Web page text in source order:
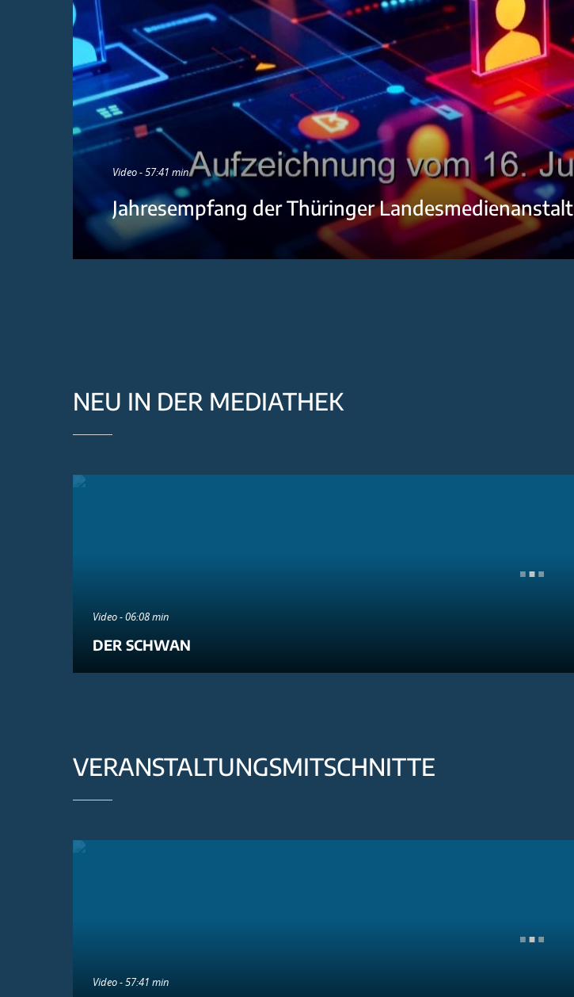
Video - 57:41 min
Jahresempfang der Thüringer Landesmedienanstalt
NEU IN DER MEDIATHEK
Video - 06:08 min
DER SCHWAN
VERANSTALTUNGSMITSCHNITTE
Video - 57:41 min